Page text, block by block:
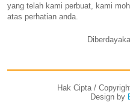
yang telah kami perbuat, kami
atas perhatian anda.
Hak Cipta /
Design by